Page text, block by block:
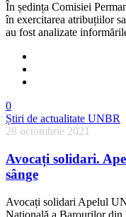
În ședința Comisiei
în exercitarea atribuțiilor
au fost analizate
0
Știri de actualitate UNBR
28 octombrie 2021
Avocați solidari.
sânge
Avocați solidari Apelul
Națională a Barourilor din